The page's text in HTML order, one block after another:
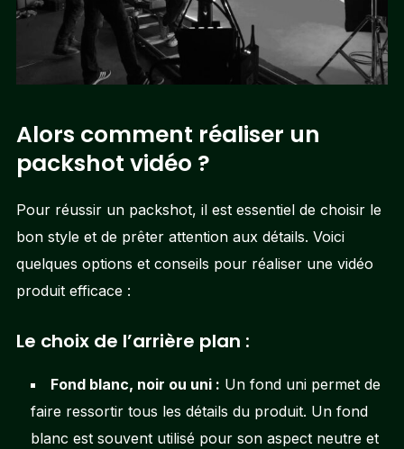
Alors comment réaliser un
packshot vidéo ?
Pour réussir un packshot, il est essentiel de choisir le
bon style et de prêter attention aux détails. Voici
quelques options et conseils pour réaliser une vidéo
produit efficace :
Le choix de l’arrière plan :
Fond blanc, noir ou uni : Un fond uni permet de
faire ressortir tous les détails du produit. Un fond
blanc est souvent utilisé pour son aspect neutre et